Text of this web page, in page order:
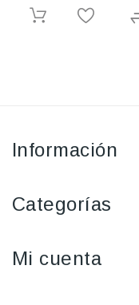
Información
Categorías
Mi cuenta